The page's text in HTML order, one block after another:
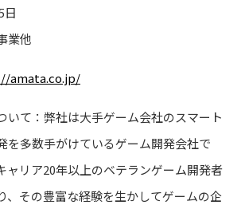
日
業他
amata.co.jp/
いて：弊社は大手ゲーム会社のスマート
を多数手がけているゲーム開発会社で
ャリア20年以上のベテランゲーム開発者
、その豊富な経験を生かしてゲームの企